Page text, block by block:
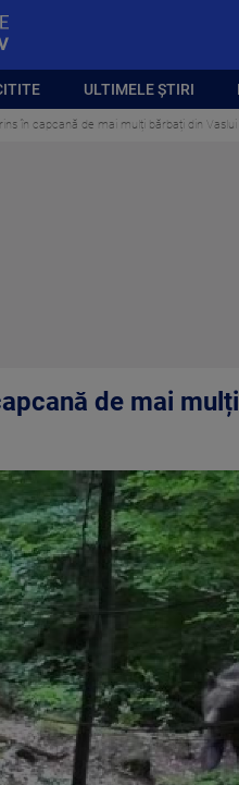
ULTIMELE ȘTIRI
în capcană de mai mulți bărbați din
de mai